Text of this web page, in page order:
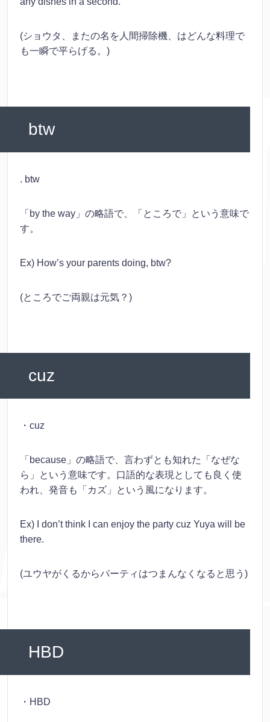
(ショウタ、またの名を人間掃除機、はどんな料理で
も一瞬で平らげる。)
btw
. btw
「by the way」の略語で、「ところで」という意味で
す。
Ex) How’s your parents doing, btw?
(ところでご両親は元気？)
cuz
・cuz
「because」の略語で、言わずとも知れた「なぜな
ら」という意味です。口語的な表現としても良く使
われ、発音も「カズ」という風になります。
Ex) I don’t think I can enjoy the party cuz Yuya will be
there.
(ユウヤがくるからパーティはつまんなくなると思う)
HBD
・HBD